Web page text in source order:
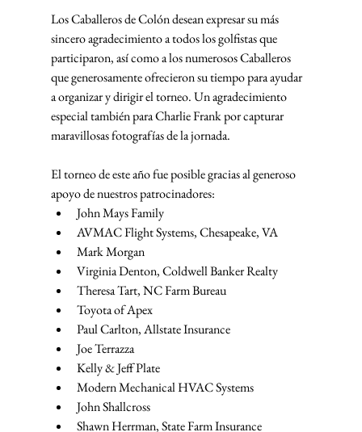
Los Caballeros de Colón desean expresar su más
sincero agradecimiento a todos los golfistas que
participaron, así como a los numerosos Caballeros
que generosamente ofrecieron su tiempo para ayudar
a organizar y dirigir el torneo. Un agradecimiento
especial también para Charlie Frank por capturar
maravillosas fotografías de la jornada.
El torneo de este año fue posible gracias al generoso
apoyo de nuestros patrocinadores:
John Mays Family
AVMAC Flight Systems, Chesapeake, VA
Mark Morgan
Virginia Denton, Coldwell Banker Realty
Theresa Tart, NC Farm Bureau
Toyota of Apex
Paul Carlton, Allstate Insurance
Joe Terrazza
Kelly & Jeff Plate
Modern Mechanical HVAC Systems
John Shallcross
Shawn Herrman, State Farm Insurance